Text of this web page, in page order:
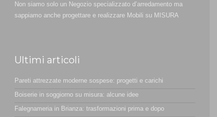
Non siamo solo un Negozio specializzato d’arredamento ma
sappiamo anche progettare e realizzare Mobili su MISURA
Ultimi articoli
Pareti attrezzate moderne sospese: progetti e carichi
Boiserie in soggiorno su misura: alcune idee
Falegnameria in Brianza: trasformazioni prima e dopo